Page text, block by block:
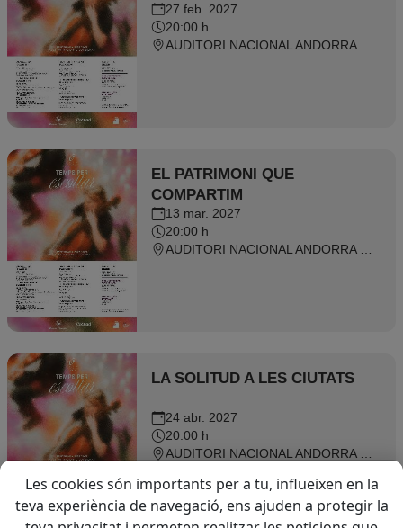
27 feb. 2027
20:00 h
EL PATRIMONI QUE
COMPARTIM
13 mar. 2027
20:00 h
AUDITORI NACIONAL ANDORRA 2026 - Ordino
LA SOLITUD A LES CIUTATS
24 abr. 2027
20:00 h
AUDITORI NACIONAL ANDORRA 2026 - Ordino
Les cookies són importants per a tu, influeixen en la
teva experiència de navegació, ens ajuden a protegir la